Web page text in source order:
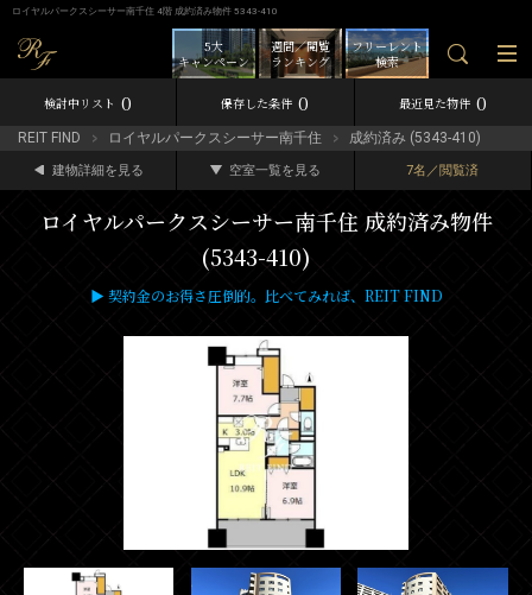
ロイヤルパークスシーサー南千住 4階 成約済み物件 5343-410
フリーレント
検索
週間／閲覧
ランキング
5大
キャンペーン
検討中リスト 0 保存した条件 0 最近見た物件 0
REIT FIND ロイヤルパークスシーサー南千住 成約済み (5343-410)
建物詳細を見る 空室一覧を見る 7名／閲覧済
ロイヤルパークスシーサー南千住 成約済み物件
(5343-410)
▶ 契約金のお得さ圧倒的。比べてみれば、REIT FIND